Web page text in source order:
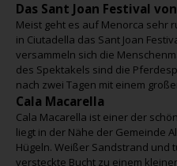
Das Sant Joan Festival
Meist geht es auf Menorca sehr
in Ciutadella das Sant Joan
versammeln sich die
des Spektakels sind die
nach zwei Tagen mit einem
Cala Macarella
Cala Macarella ist einer der
liegt in der Nähe der Gemeinde
Hügeln. Weißer Sandstrand und
versteckte Bucht zu einem